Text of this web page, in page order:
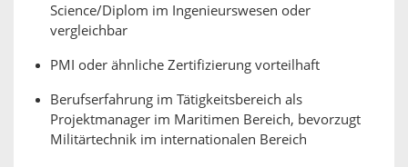
Science/Diplom im Ingenieurswesen oder
vergleichbar
PMI oder ähnliche Zertifizierung vorteilhaft
Berufserfahrung im Tätigkeitsbereich als
Projektmanager im Maritimen Bereich, bevorzugt
Militärtechnik im internationalen Bereich